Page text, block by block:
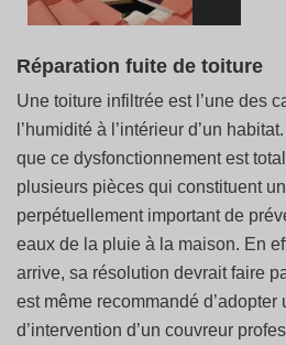
Réparation fuite de toiture
Une toiture infiltrée est l’une des
l’humidité à l’intérieur d’un
que ce dysfonctionnement est
plusieurs pièces qui constituent
perpétuellement important de
eaux de la pluie à la maison. En
arrive, sa résolution devrait faire
est même recommandé d’adopter
d’intervention d’un couvreur